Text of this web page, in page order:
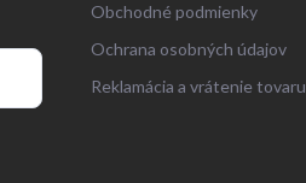
Obchodné podmienky
Ochrana osobných údajov
Reklamácia a vrátenie tovaru